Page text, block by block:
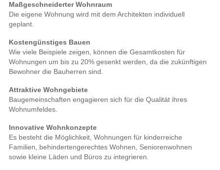
Maßgeschneiderter Wohnraum
Die eigene Wohnung wird mit dem Architekten individuell
geplant.
Kostengünstiges Bauen
Wie viele Beispiele zeigen, können die Gesamtkosten für
Wohnungen um bis zu 20% gesenkt werden, da die zukünftigen
Bewohner die Bauherren sind.
Attraktive Wohngebiete
Baugemeinschaften engagieren sich für die Qualität ihres
Wohnumfeldes.
Innovative Wohnkonzepte
Es besteht die Möglichkeit, Wohnungen für kinderreiche
Familien, behindertengerechtes Wohnen, Seniorenwohnen
sowie kleine Läden und Büros zu integrieren.